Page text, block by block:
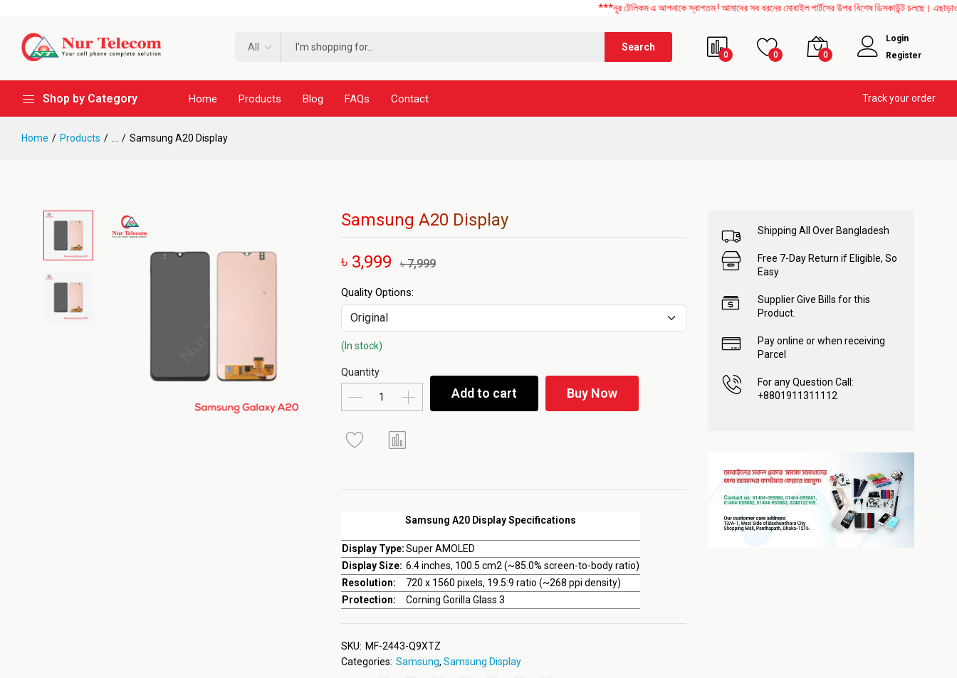
***নূর টেলিকম এ আপনাকে স্বাগতম ! আমাদের সব ধরনের মোবাইল পার্টসের উপর বিশেষ ডিসকাউন্ট চলছে। এছাড়াও
All Search
0 0 0
Login
Register
Shop by Category Home Products Blog FAQs Contact Track your order
Home Products Samsung A20 Display
Samsung A20 Display
৳ 3,999 ৳ 7,999
Samsung A20 Display Specifications
Display Type:Super AMOLED
Display Size: 6.4 inches, 100.5 cm2 (~85.0% screen-to-body ratio)
Resolution:
720 x 1560 pixels, 19.5:9 ratio (~268 ppi density)
Protection:
Corning Gorilla Glass 3
Quality Options:
(In stock)
Quantity
Add to cart Buy Now
SKU: MF-2443-Q9XTZ
Categories: Samsung, Samsung Display
Shipping All Over Bangladesh
Free 7-Day Return if Eligible, So
Easy
Supplier Give Bills for this
Product.
Pay online or when receiving
Parcel
For any Question Call:
+8801911311112